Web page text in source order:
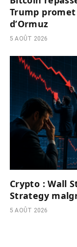
Trump
d’Ormuz
5 AOÛT 2026
Crypto : Wall
Strategy
5 AOÛT 2026